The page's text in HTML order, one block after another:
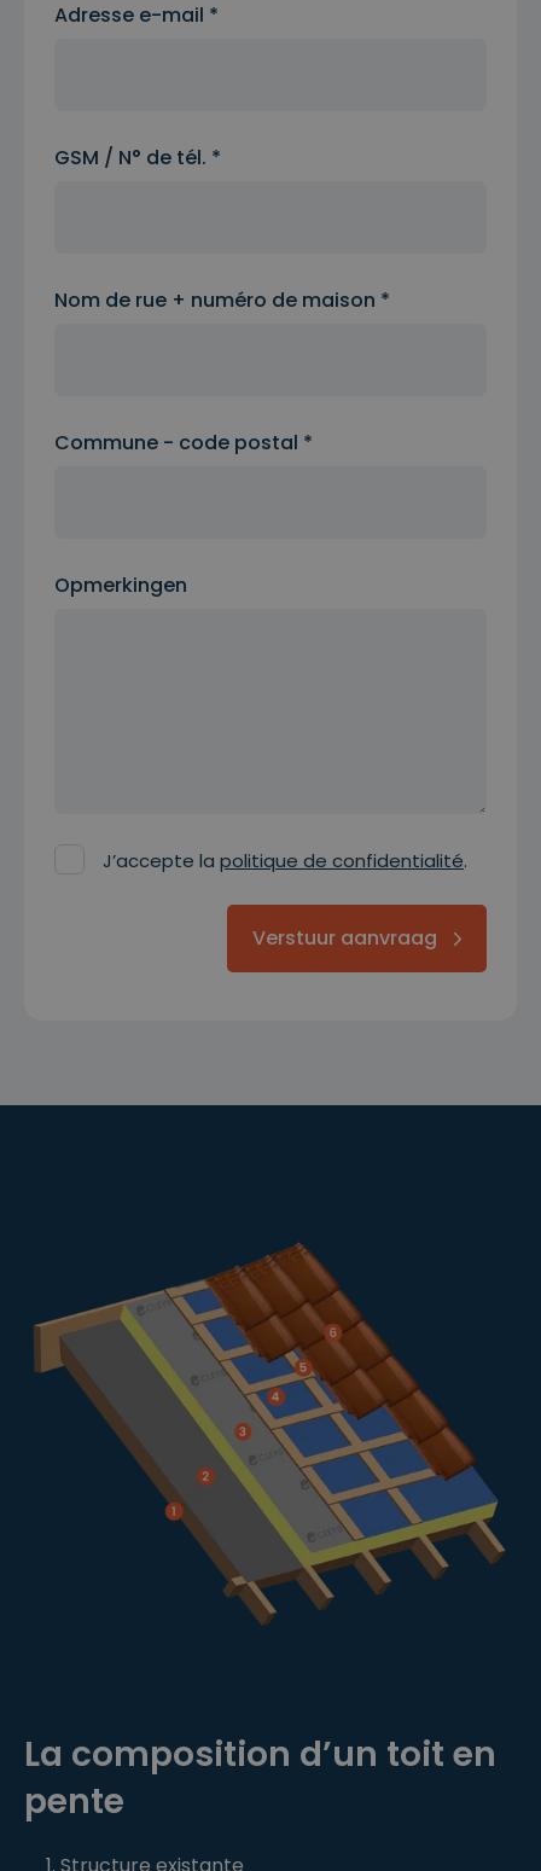
Adresse e-mail *
GSM / N° de tél. *
Nom de rue + numéro de maison *
Commune - code postal *
Opmerkingen
J’accepte la politique de confidentialité.
Verstuur aanvraag
La composition d’un toit en
pente